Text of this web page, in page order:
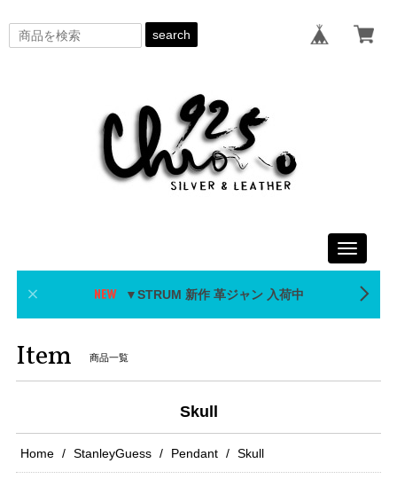
search
Toggle
▼STRUM 新作 革ジャン 入荷中
Item 商品一覧
Skull
Home StanleyGuess Pendant Skull